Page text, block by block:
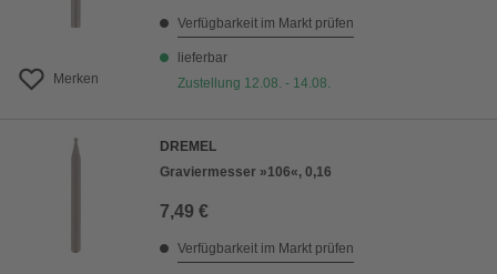
Merken
Verfügbarkeit im Markt prüfen
lieferbar
Zustellung 12.08. - 14.08.
DREMEL
Graviermesser »106«, 0,16
7,49 €
Verfügbarkeit im Markt prüfen